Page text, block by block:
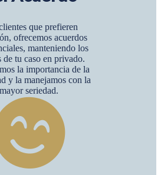
que prefieren
ofrecemos acuerdos
manteniendo los
de tu caso en privado.
la importancia de la
y la manejamos con la
mayor seriedad.